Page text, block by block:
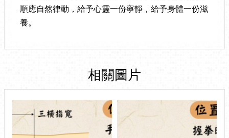
順應自然律動，給予心靈一份寧靜，給予身體一份滋
養。
相關圖片